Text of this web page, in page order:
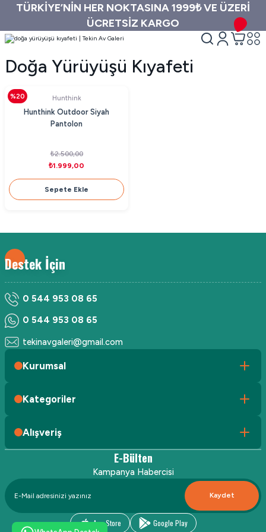
TÜRKİYE’NİN HER NOKTASINA 1999₺ VE ÜZERİ
ÜCRETSİZ KARGO
Doğa Yürüyüşü Kıyafeti
%20 Hunthink
Hunthink Outdoor Siyah
Pantolon
₺2.500,00
₺1.999,00
Sepete Ekle
Destek İçin
0 544 953 08 65
0 544 953 08 65
tekinavgaleri@gmail.com
Kurumsal
Kategoriler
Alışveriş
E-Bülten
Kampanya Habercisi
Kaydet
App Store Google Play